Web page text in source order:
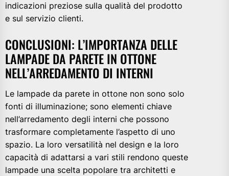
indicazioni preziose sulla qualità del prodotto
e sul servizio clienti.
CONCLUSIONI: L’IMPORTANZA DELLE
LAMPADE DA PARETE IN OTTONE
NELL’ARREDAMENTO DI INTERNI
Le lampade da parete in ottone non sono solo
fonti di illuminazione; sono elementi chiave
nell’arredamento degli interni che possono
trasformare completamente l’aspetto di uno
spazio. La loro versatilità nel design e la loro
capacità di adattarsi a vari stili rendono queste
lampade una scelta popolare tra architetti e